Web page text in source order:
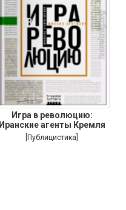
Игра в революцию:
Иранские агенты Кремля
[Публицистика]